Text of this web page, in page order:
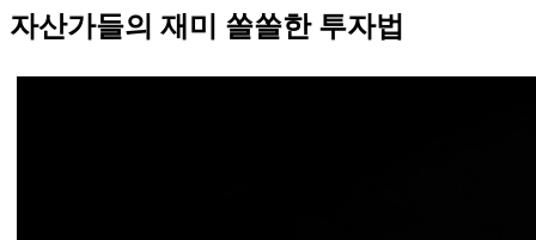
자산가들의 재미 쏠쏠한 투자법